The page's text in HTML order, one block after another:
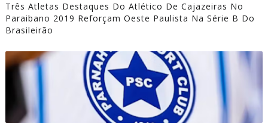
Três Atletas Destaques Do Atlético De Cajazeiras No
Paraibano 2019 Reforçam Oeste Paulista Na Série B Do
Brasileirão